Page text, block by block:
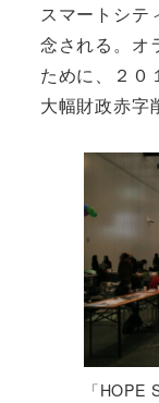
スマートシテ
念される。オ
ために、２０
大幅財政赤字
「HOPE